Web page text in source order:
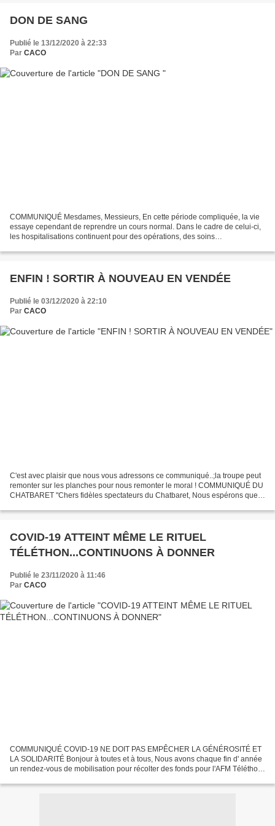
DON DE SANG
Publié le 13/12/2020 à 22:33
Par CACO
COMMUNIQUÉ Mesdames, Messieurs, En cette période compliquée, la vie
essaye cependant de reprendre un cours normal. Dans le cadre de celui-ci,
les hospitalisations continuent pour des opérations, des soins
ENFIN ! SORTIR À NOUVEAU EN VENDÉE
Publié le 03/12/2020 à 22:10
Par CACO
C'est avec plaisir que nous vous adressons ce communiqué..;la troupe peut
remonter sur les planches pour nous remonter le moral ! COMMUNIQUÉ DU
CHATBARET "Chers fidèles spectateurs du Chatbaret, Nous espérons que
COVID-19 ATTEINT MÊME LE RITUEL
TÉLÉTHON...CONTINUONS À DONNER
Publié le 23/11/2020 à 11:46
Par CACO
COMMUNIQUÉ COVID-19 NE DOIT PAS EMPÊCHER LA GÉNÉROSITÉ ET
LA SOLIDARITÉ Bonjour à toutes et à tous, Nous avons chaque fin d' année
un rendez-vous de mobilisation pour récolter des fonds pour l'AFM Téléthon.